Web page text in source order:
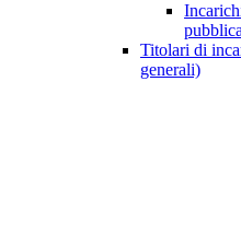
Titolari di
generali)